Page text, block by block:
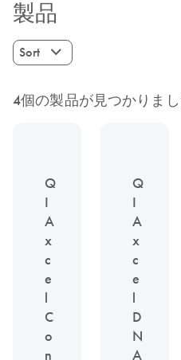
製品
Sort
4個の製品が見つかりま
Q
I
A
x
c
e
l
C
o
n
Q
I
A
x
c
e
l
D
N
A